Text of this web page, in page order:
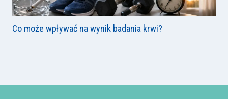
Co może wpływać na wynik badania krwi?